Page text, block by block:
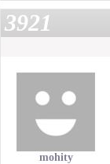
3921
mohity